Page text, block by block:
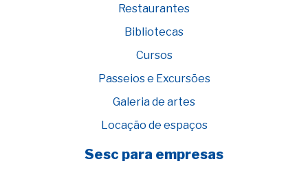
Restaurantes
Bibliotecas
Cursos
Passeios e Excursões
Galeria de artes
Locação de espaços
Sesc para empresas